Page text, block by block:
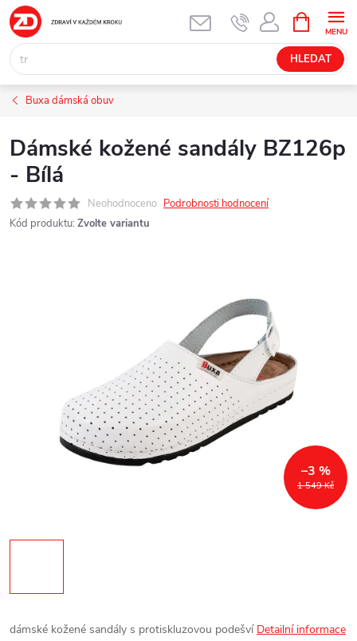
Přejít
na
obsah
HLEDAT
NÁKUPNÍ
KOŠÍK
Buxa dámská obuv
Dámské kožené sandály BZ126p
- Bílá
Neohodnoceno Podrobnosti hodnocení
Kód produktu: Zvolte variantu
1 549 Kč
–3 %
dámské kožené sandály s protiskluzovou podešví Detailní informace